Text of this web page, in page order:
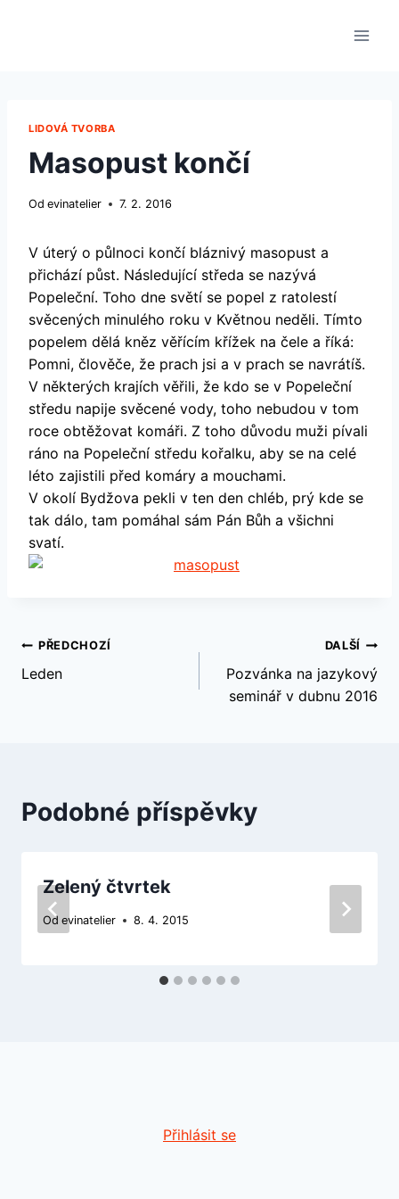
LIDOVÁ TVORBA
Masopust končí
Od evinatelier 7. 2. 2016
V úterý o půlnoci končí bláznivý masopust a
přichází půst. Následující středa se nazývá
Popeleční. Toho dne světí se popel z ratolestí
svěcených minulého roku v Květnou neděli. Tímto
popelem dělá kněz věřícím křížek na čele a říká:
Pomni, člověče, že prach jsi a v prach se navrátíš.
V některých krajích věřili, že kdo se v Popeleční
středu napije svěcené vody, toho nebudou v tom
roce obtěžovat komáři. Z toho důvodu muži pívali
ráno na Popeleční středu kořalku, aby se na celé
léto zajistili před komáry a mouchami.
V okolí Bydžova pekli v ten den chléb, prý kde se
tak dálo, tam pomáhal sám Pán Bůh a všichni
svatí.
Navigace
pro
PŘEDCHOZÍ
Leden
DALŠÍ
Pozvánka na jazykový
seminář v dubnu 2016
Podobné příspěvky
Zelený čtvrtek
Od evinatelier 8. 4. 2015
Přihlásit se